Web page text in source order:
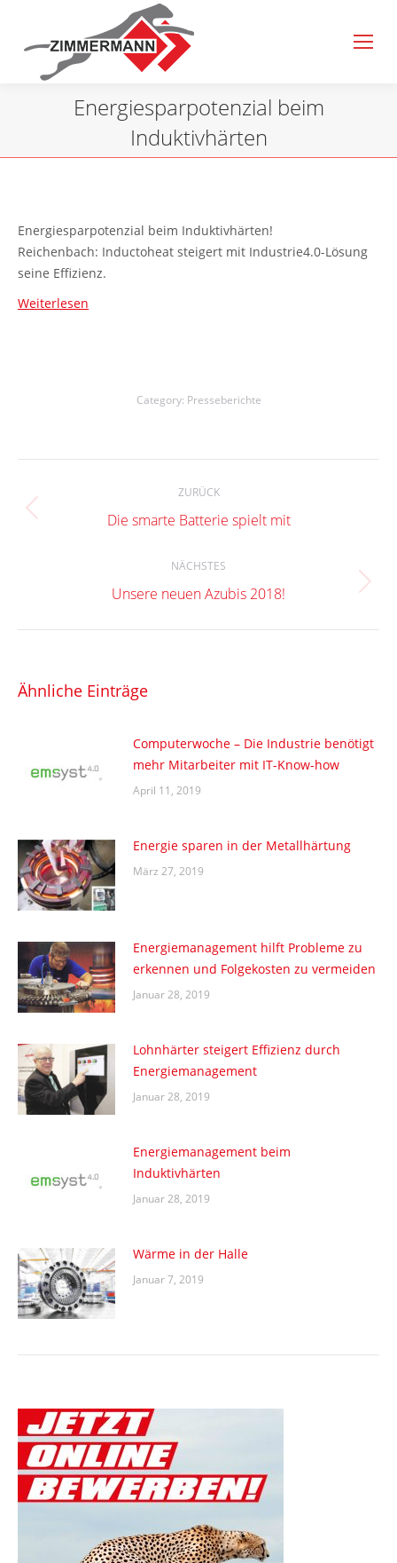
Energiesparpotenzial beim
Induktivhärten
Sie befinden sich hier:
Energiesparpotenzial beim Induktivhärten!
Reichenbach: Inductoheat steigert mit Industrie4.0-Lösung
seine Effizienz.
Weiterlesen
Category: Presseberichte
ZURÜCK
Vorheriger
Die smarte Batterie spielt mit
NÄCHSTES
Nächster
Unsere neuen Azubis 2018!
Ähnliche Einträge
Computerwoche – Die Industrie benötigt
mehr Mitarbeiter mit IT-Know-how
April 11, 2019
Energie sparen in der Metallhärtung
März 27, 2019
Energiemanagement hilft Probleme zu
erkennen und Folgekosten zu vermeiden
Januar 28, 2019
Lohnhärter steigert Effizienz durch
Energiemanagement
Januar 28, 2019
Energiemanagement beim
Induktivhärten
Januar 28, 2019
Wärme in der Halle
Januar 7, 2019